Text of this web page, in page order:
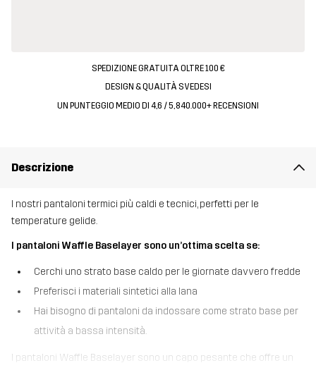
SPEDIZIONE GRATUITA OLTRE 100 €
DESIGN & QUALITÀ SVEDESI
UN PUNTEGGIO MEDIO DI 4,6 / 5, 840.000+ RECENSIONI
Descrizione
I nostri pantaloni termici più caldi e tecnici, perfetti per le
temperature gelide.
I pantaloni Waffle Baselayer sono un’ottima scelta se:
Cerchi uno strato base caldo per le giornate davvero fredde
Preferisci i materiali sintetici alla lana
Hai bisogno di pantaloni da indossare come strato base per
attività a bassa intensità.
I pantaloni Waffle Baselayer sono un capo pesante che offre un